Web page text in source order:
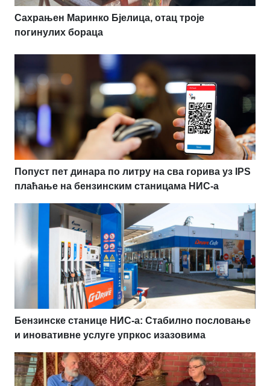
Сахрањен Маринко Бјелица, отац троје
погинулих бораца
Попуст пет динара по литру на сва горива уз IPS
плаћање на бензинским станицама НИС-а
Бензинске станице НИС-а: Стабилно пословање
и иновативне услуге упркос изазовима